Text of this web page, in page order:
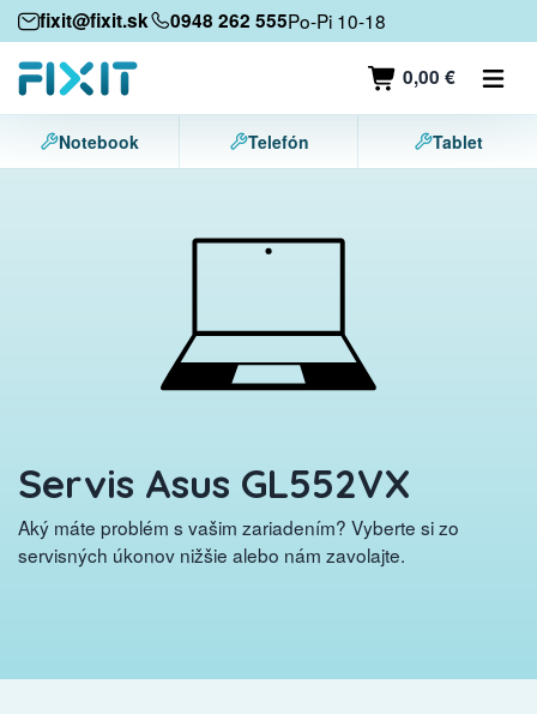
fixit@fixit.sk 0948 262 555Po-Pi 10-18
0,00 €
Mobilné zariadenia
Mobilné telefóny
Tablety
Notebook Telefón Tablet
Servis Asus GL552VX
Aký máte problém s vašim zariadením? Vyberte si zo
servisných úkonov nižšie alebo nám zavolajte.